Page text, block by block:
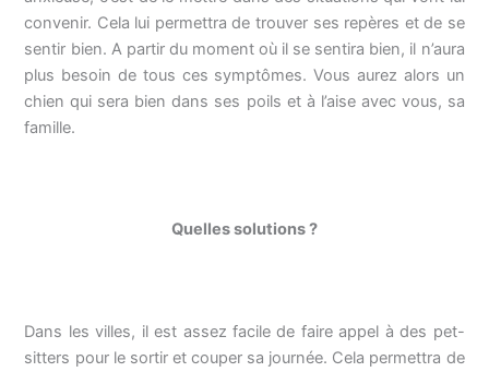
convenir. Cela lui permettra de trouver ses repères et de se
sentir bien. A partir du moment où il se sentira bien, il n’aura
plus besoin de tous ces symptômes. Vous aurez alors un
chien qui sera bien dans ses poils et à l’aise avec vous, sa
famille.
Quelles solutions ?
Dans les villes, il est assez facile de faire appel à des pet-
sitters pour le sortir et couper sa journée. Cela permettra de